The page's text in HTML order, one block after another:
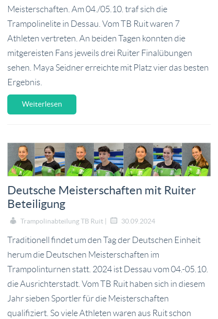
Meisterschaften. Am 04./05.10. traf sich die
Trampolinelite in Dessau. Vom TB Ruit waren 7
Athleten vertreten. An beiden Tagen konnten die
mitgereisten Fans jeweils drei Ruiter Finalübungen
sehen. Maya Seidner erreichte mit Platz vier das besten
Ergebnis.
Weiterlesen
Deutsche Meisterschaften mit Ruiter
Beteiligung
Trampolinabteilung TB Ruit | 30.09.2024
Traditionell findet um den Tag der Deutschen Einheit
herum die Deutschen Meisterschaften im
Trampolinturnen statt. 2024 ist Dessau vom 04.-05.10.
die Ausrichterstadt. Vom TB Ruit haben sich in diesem
Jahr sieben Sportler für die Meisterschaften
qualifiziert. So viele Athleten waren aus Ruit schon